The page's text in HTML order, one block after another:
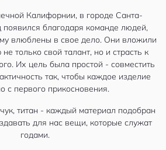
Калифорнии, в городе Санта-
появился благодаря команде людей,
влюблены в свое дело. Они вложили
только свой талант, но и страсть к
Их цель была простой - совместить
так, чтобы каждое изделие
с первого прикосновения.
титан - каждый материал подобран
для нас вещи, которые служат
годами.